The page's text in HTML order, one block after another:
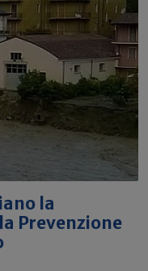
la
Prevenzione